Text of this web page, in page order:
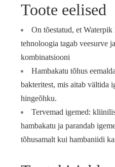
Toote eelised
On tõestatud, et
tehnoloogia tagab veesurve
kombinatsiooni
Hambakatu tõhus
bakteritest, mis aitab vältida
hingeõhku.
Tervemad igemed:
hambakatu ja parandab
tõhusamaltkui hambaniidi